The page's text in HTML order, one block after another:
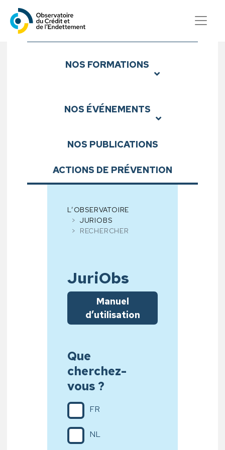
Observatoire du Crédit et
Sous-menu
NOS FORMATIONS
NOS ÉVÉNEMENTS
NOS PUBLICATIONS
ACTIONS DE PRÉVENTION
L’OBSERVATOIRE
JURIOBS
RECHERCHER
JuriObs
Manuel
d’utilisation
Que
cherchez-
vous ?
FR
NL